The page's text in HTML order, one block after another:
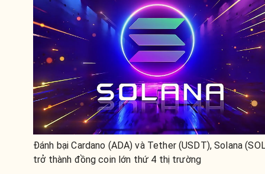
Đánh bại Cardano (ADA) và Tether (USDT), Solana
trở thành đồng coin lớn thứ 4 thị trường